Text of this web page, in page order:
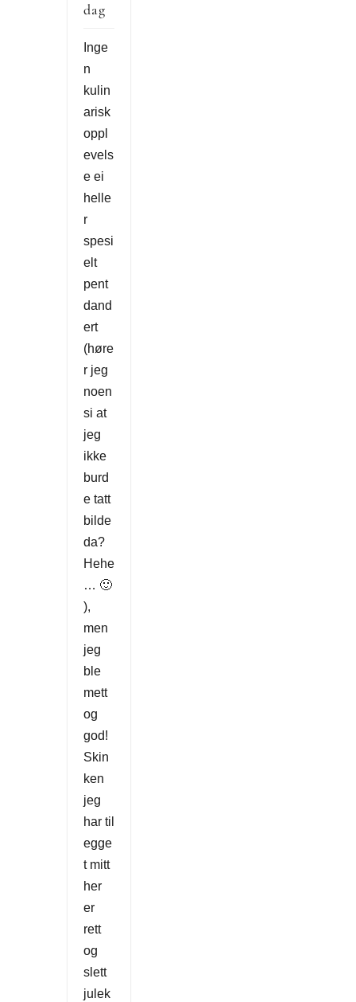
dag
Inge
n
kulin
arisk
oppl
evels
e ei
helle
r
spesi
elt
pent
dand
ert
(høre
r jeg
noen
si at
jeg
ikke
burd
e tatt
bilde
da?
Hehe
… 🙂
),
men
jeg
ble
mett
og
god!
Skin
ken
jeg
har til
egge
t mitt
her
er
rett
og
slett
julek